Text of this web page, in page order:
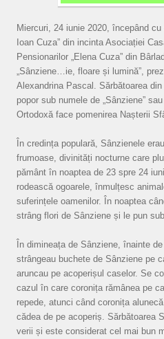
Miercuri, 24 iunie 2020, începând
Ioan Cuza” din incinta Asociației
Pensionarilor „Elena Cuza” din
„Sânziene…ie, floare și lumină”,
Alexandrina Pascal. Sărbătoarea
popor sub numele de „Sânziene”
Ortodoxă face pomenirea Nașterii
În credința populară, Sânzienele
frumoase, divinități nocturne care
pământ în noaptea de 23 spre 24
rodească ogoarele, înmulțesc
suferințele oamenilor. În noaptea
strâng flori de Sânziene și le pun
În dimineața de Sânziene, înainte
strângeau buchete de Sânziene pe
aruncau pe acoperișul caselor. Se
cazul în care coronița rămânea pe
repede, atunci când coronița
cădea de pe acoperiș. Sărbătoarea
verii și este considerat cel mai bun